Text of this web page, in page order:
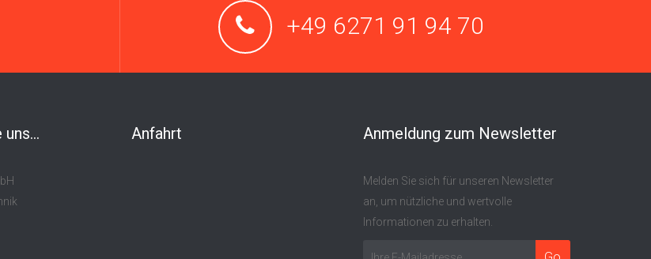
+49 6271 91 94 70
Anfahrt Anmeldung zum Newsletter
Melden Sie sich für unseren Newsletter
an, um nützliche und wertvolle
Informationen zu erhalten.